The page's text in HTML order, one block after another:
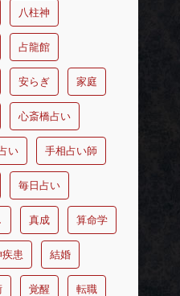
八柱神
占龍館
安らぎ 家庭
心斎橋占い
い 手相占い師
毎日占い
真成 算命学
患 結婚
覚醒 転職